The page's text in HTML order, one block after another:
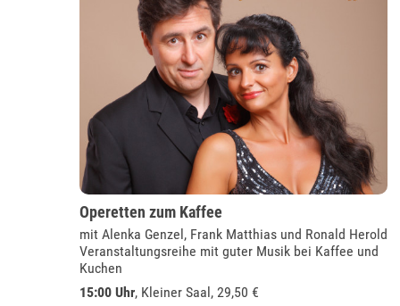
Operetten zum Kaffee
mit Alenka Genzel, Frank Matthias und Ronald Herold
Veranstaltungsreihe mit guter Musik bei Kaffee und
Kuchen
15:00 Uhr, Kleiner Saal, 29,50 €